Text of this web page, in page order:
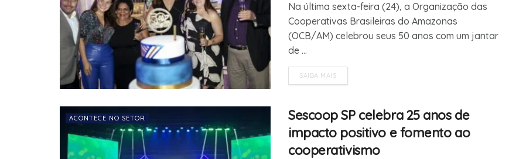
Na última sexta-feira (24), a Organização das
Cooperativas Brasileiras do Amazonas
(OCB/AM) celebrou seus 50 anos com um jantar
de ...
SAIBA MAIS
ACONTECE NO SETOR
Sescoop SP celebra 25 anos de
impacto positivo e fomento ao
cooperativismo